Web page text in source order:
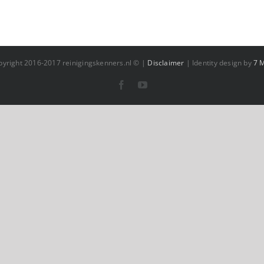
2016-2017 reinigingskenners.nl © | Disclaimer | Identity design by7
FacebookYouTube